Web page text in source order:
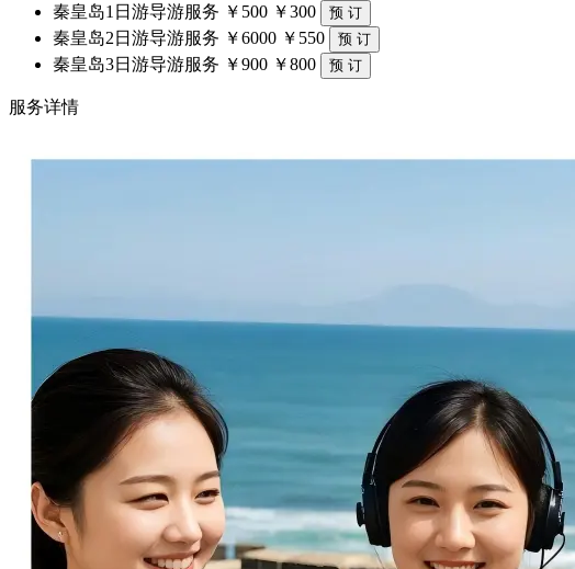
秦皇岛1日游导游服务 ￥500 ￥300
秦皇岛2日游导游服务 ￥6000 ￥550
秦皇岛3日游导游服务 ￥900 ￥800
服务详情